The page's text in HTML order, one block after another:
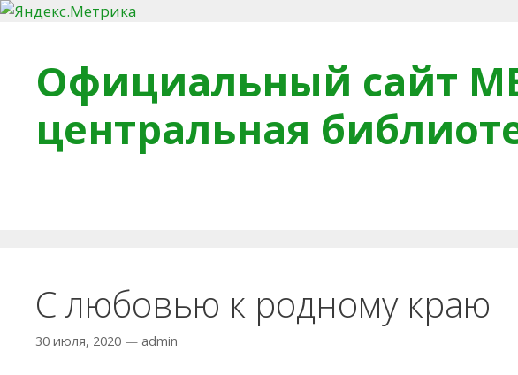
Официальный сайт
центральная
С любовью к родному краю
30 июля, 2020 — admin